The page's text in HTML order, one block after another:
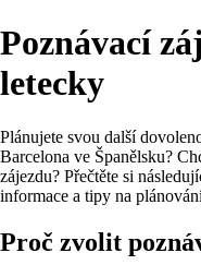
Poznávací
letecky
Plánujete svou další
Barcelona ve Španělsku?
zájezdu? Přečtěte si
informace a tipy na
Proč zvolit